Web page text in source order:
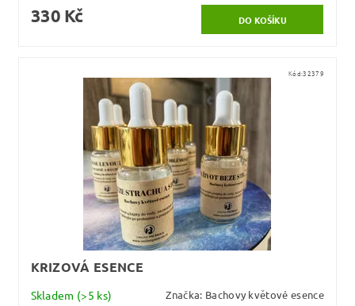
330 Kč
Kód:32379
KRIZOVÁ ESENCE
Skladem (>5 ks) Značka: Bachovy květové esence